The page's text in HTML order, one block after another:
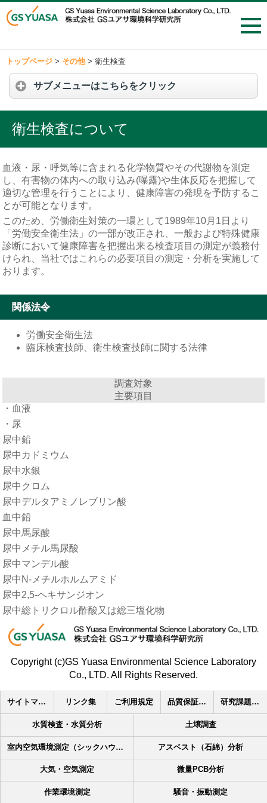
トップページ > その他> 衛生検査
サブメニューはこちらをクリック
衛生検査について
血液・尿・呼気等に含まれる化学物質やその代謝物を測定
し、有害物の体内への取り込み(曝露)や生体反応を把握して
適切な管理を行うことにより、健康障害の発現を予防するこ
とが可能となります。
このため、労働衛生対策の一環として1989年10月1日より
「労働安全衛生法」の一部が改正され、一般および特殊健康
診断において健康障害を把握出来る検査項目の測定が義務付
けられ、当社ではこれらの必要項目の測定・分析を実施して
おります。
関係法令
労働安全衛生法
臨床検査技師、衛生検査技師に関する法律
調査対象
主要項目
・血液
・尿
尿中鉛
尿中カドミウム
尿中水銀
尿中クロム
尿中デルタアミノレブリン酸
血中鉛
尿中馬尿酸
尿中メチル馬尿酸
尿中マンデル酸
尿中N-メチルホルムアミド
尿中2,5-ヘキサンジオン
尿中総トリクロル酢酸又は総三塩化物
Copyright (c)GS Yuasa Environmental Science Laboratory
Co., LTD. All Rights Reserved.
サイトマップ リンク集 ご利用規定 品質保証･その他の取り組み 研究課題への取り組み
水質検査・水質分析 土壌調査
室内空気環境測定（シックハウス測定） アスベスト（石綿）分析
大気・空気測定 微量PCB分析
作業環境測定 騒音・振動測定